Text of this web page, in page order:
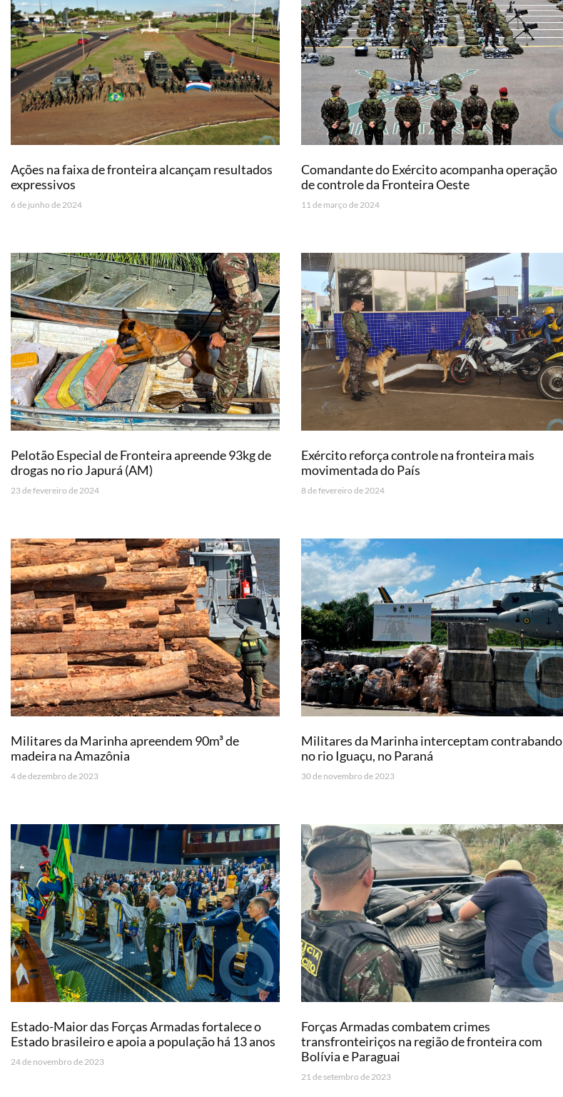
Ações na faixa de fronteira alcançam resultados
expressivos
6 de junho de 2024
Comandante do Exército acompanha operação
de controle da Fronteira Oeste
11 de março de 2024
Pelotão Especial de Fronteira apreende 93kg de
drogas no rio Japurá (AM)
23 de fevereiro de 2024
Exército reforça controle na fronteira mais
movimentada do País
8 de fevereiro de 2024
Militares da Marinha apreendem 90m³ de
madeira na Amazônia
4 de dezembro de 2023
Militares da Marinha interceptam contrabando
no rio Iguaçu, no Paraná
30 de novembro de 2023
Estado-Maior das Forças Armadas fortalece o
Estado brasileiro e apoia a população há 13 anos
24 de novembro de 2023
Forças Armadas combatem crimes
transfronteiriços na região de fronteira com
Bolívia e Paraguai
21 de setembro de 2023